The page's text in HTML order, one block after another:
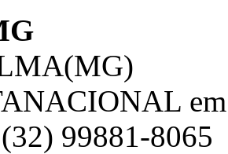
(32) 99881-8065